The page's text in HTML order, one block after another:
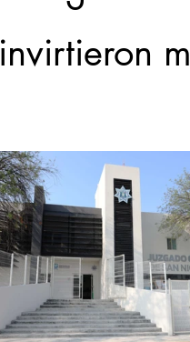
invirtieron